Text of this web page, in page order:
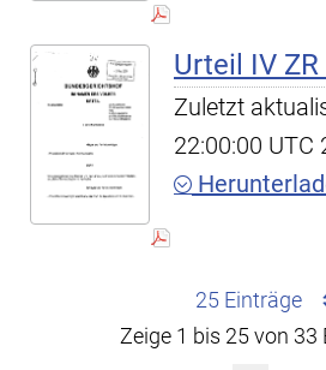
Urteil IV
Zuletzt
22:00:00 UTC
25 Einträge
Zeige 1 bis 25 von 33